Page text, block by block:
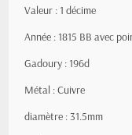
Valeur : 1 décime
Année : 1815 BB avec
Gadoury : 196d
Métal : Cuivre
diamètre : 31.5mm